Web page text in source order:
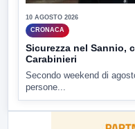
10 AGOSTO 2026
CRONACA
Sicurezza nel Sannio,
Carabinieri
Secondo weekend di
persone...